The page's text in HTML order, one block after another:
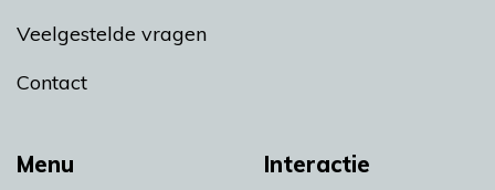
Menu Interactie
Veelgestelde vragen
Contact